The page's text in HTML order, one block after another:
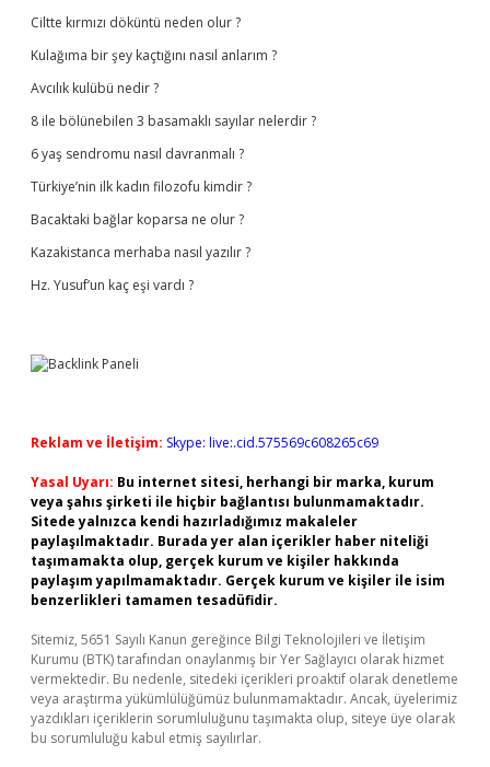
Ciltte kırmızı döküntü neden olur ?
Kulağıma bir şey kaçtığını nasıl anlarım ?
Avcılık kulübü nedir ?
8 ile bölünebilen 3 basamaklı sayılar nelerdir ?
6 yaş sendromu nasıl davranmalı ?
Türkiye’nin ilk kadın filozofu kimdir ?
Bacaktaki bağlar koparsa ne olur ?
Kazakistanca merhaba nasıl yazılır ?
Hz. Yusuf’un kaç eşi vardı ?
Reklam ve İletişim: Skype: live:.cid.575569c608265c69
Yasal Uyarı: Bu internet sitesi, herhangi bir marka, kurum
veya şahıs şirketi ile hiçbir bağlantısı bulunmamaktadır.
Sitede yalnızca kendi hazırladığımız makaleler
paylaşılmaktadır. Burada yer alan içerikler haber niteliği
taşımamakta olup, gerçek kurum ve kişiler hakkında
paylaşım yapılmamaktadır. Gerçek kurum ve kişiler ile isim
benzerlikleri tamamen tesadüfidir.
Sitemiz, 5651 Sayılı Kanun gereğince Bilgi Teknolojileri ve İletişim
Kurumu (BTK) tarafından onaylanmış bir Yer Sağlayıcı olarak hizmet
vermektedir. Bu nedenle, sitedeki içerikleri proaktif olarak denetleme
veya araştırma yükümlülüğümüz bulunmamaktadır. Ancak, üyelerimiz
yazdıkları içeriklerin sorumluluğunu taşımakta olup, siteye üye olarak
bu sorumluluğu kabul etmiş sayılırlar.